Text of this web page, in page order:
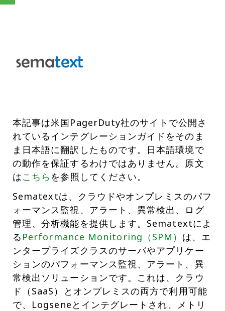
本記事は米国PagerDuty社のサイトで公開さ
れているインテグレーションガイドをそのま
ま日本語に翻訳したものです。日本語環境で
の動作を保証するわけではありません。原文
はこちら を参照してください。
Sematextは、クラウドやオンプレミスのパフ
ォーマンス監視、アラート、異常検出、ログ
管理、分析機能を提供します。Sematextによ
る Performance Monitoring（SPM） は、エ
ンタープライズクラスのサーバやアプリケー
ションのパフォーマンス監視、アラート、異
常検出ソリューションです。これは、クラウ
ド（SaaS）とオンプレミスの両方で利用可能
で、Logseneとインテグレートされ、メトリ